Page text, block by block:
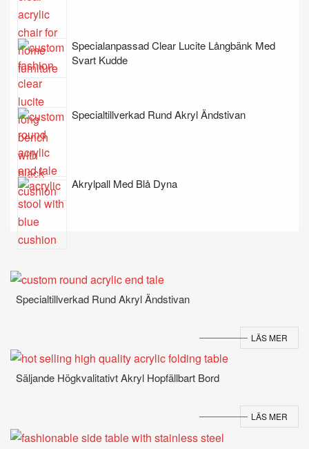
Specialanpassad Clear Lucite Långbänk Med
Svart Kudde
Specialtillverkad Rund Akryl Ändstivan
Akrylpall Med Blå Dyna
Specialtillverkad Rund Akryl Ändstivan
LÄS MER
Säljande Högkvalitativt Akryl Hopfällbart Bord
LÄS MER